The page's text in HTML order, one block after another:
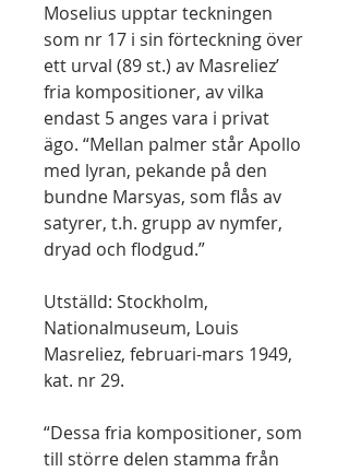
Moselius upptar teckningen
som nr 17 i sin förteckning över
ett urval (89 st.) av Masreliez’
fria kompositioner, av vilka
endast 5 anges vara i privat
ägo. “Mellan palmer står Apollo
med lyran, pekande på den
bundne Marsyas, som flås av
satyrer, t.h. grupp av nymfer,
dryad och flodgud.”
Utställd: Stockholm,
Nationalmuseum, Louis
Masreliez, februari-mars 1949,
kat. nr 29.
“Dessa fria kompositioner, som
till större delen stamma från